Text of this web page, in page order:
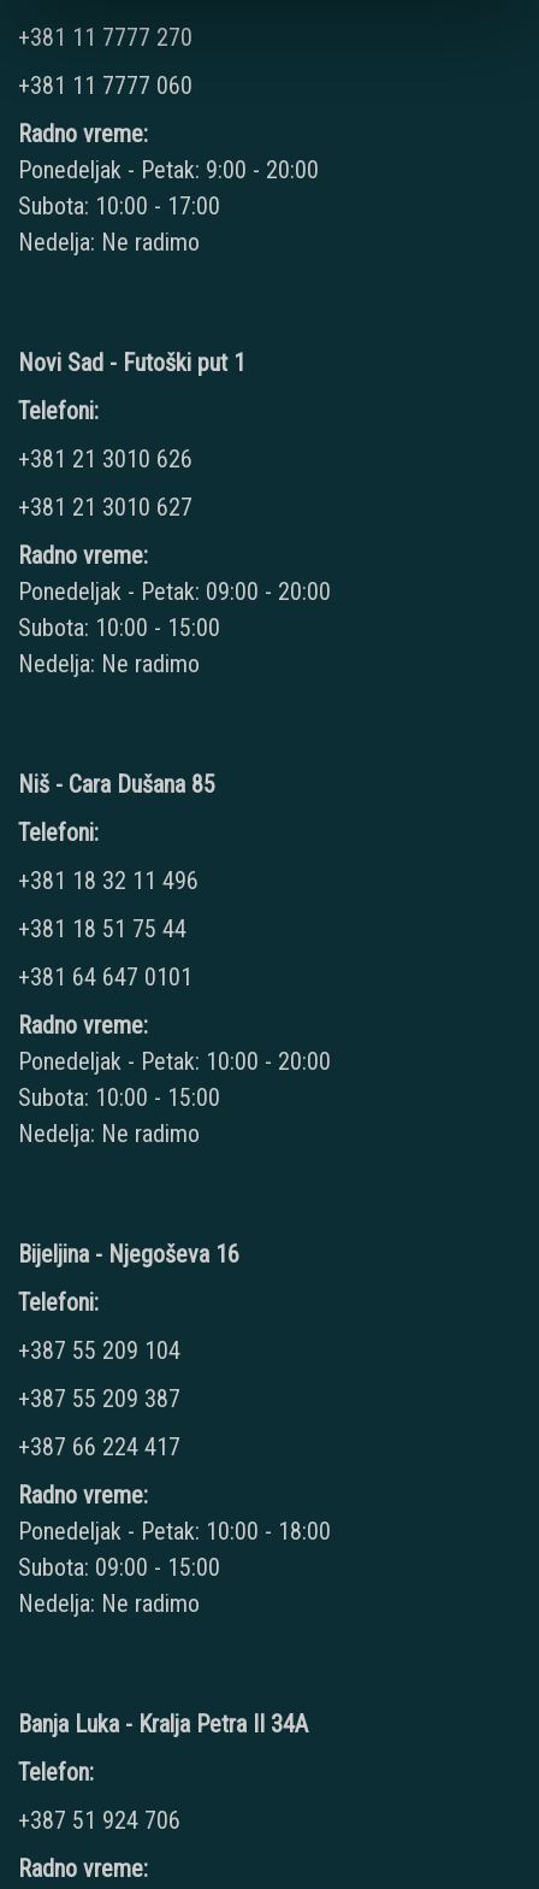
+381 11 7777 270
+381 11 7777 060
Radno vreme:
Ponedeljak - Petak: 9:00 - 20:00
Subota: 10:00 - 17:00
Nedelja: Ne radimo
Novi Sad - Futoški put 1
Telefoni:
+381 21 3010 626
+381 21 3010 627
Radno vreme:
Ponedeljak - Petak: 09:00 - 20:00
Subota: 10:00 - 15:00
Nedelja: Ne radimo
Niš - Cara Dušana 85
Telefoni:
+381 18 32 11 496
+381 18 51 75 44
+381 64 647 0101
Radno vreme:
Ponedeljak - Petak: 10:00 - 20:00
Subota: 10:00 - 15:00
Nedelja: Ne radimo
Bijeljina - Njegoševa 16
Telefoni:
+387 55 209 104
+387 55 209 387
+387 66 224 417
Radno vreme:
Ponedeljak - Petak: 10:00 - 18:00
Subota: 09:00 - 15:00
Nedelja: Ne radimo
Banja Luka - Kralja Petra II 34A
Telefon:
+387 51 924 706
Radno vreme: